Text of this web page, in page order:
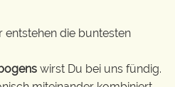
entstehen die buntesten
wirst Du bei uns fündig.